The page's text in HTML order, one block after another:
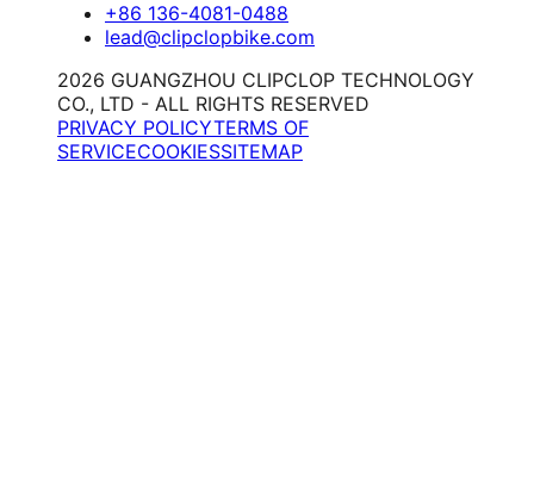
+86 136-4081-0488
lead@clipclopbike.com
2026 GUANGZHOU CLIPCLOP TECHNOLOGY
CO., LTD - ALL RIGHTS RESERVED
PRIVACY POLICYTERMS OF
SERVICECOOKIESSITEMAP